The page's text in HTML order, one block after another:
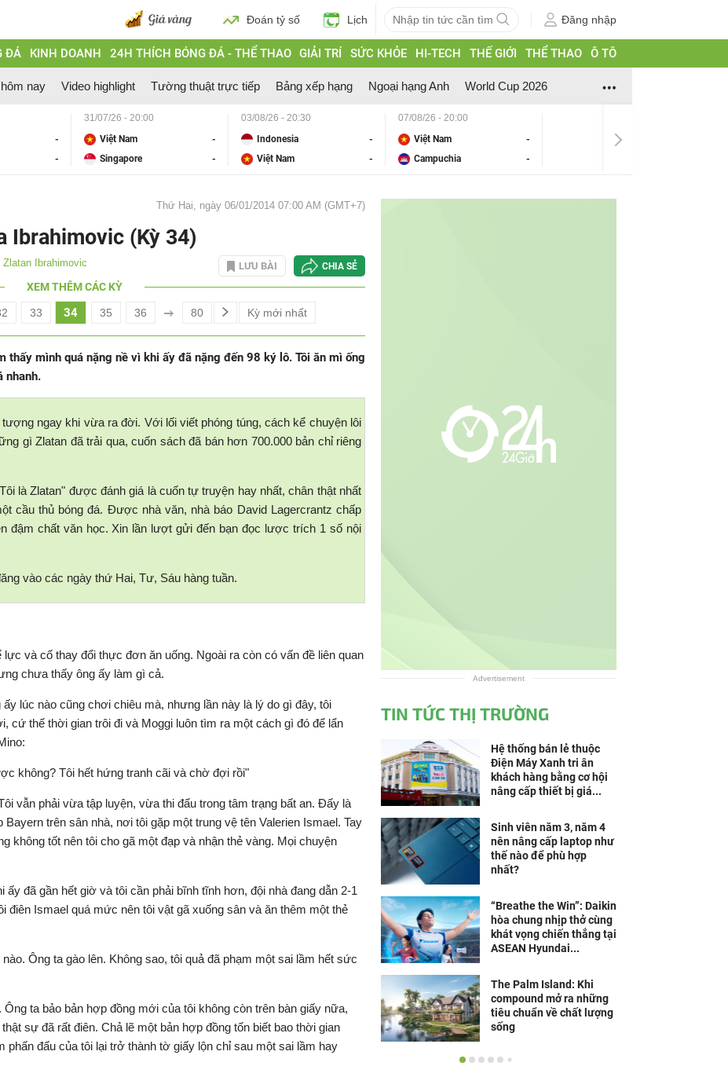
Đoán tỷ số Lịch Đăng nhập
ĐÁ KINH DOANH 24H THÍCH BÓNG ĐÁ - THỂ THAO GIẢI TRÍ SỨC KHỎE HI-TECH THẾ GIỚI THỂ THAO Ô TÔ
nay Video highlight Tường thuật trực tiếp Bảng xếp hạng Ngoại hạng Anh World Cup 2026
-
-
31/07/26 - 20:00
Việt Nam
-
Singapore
-
03/08/26 - 20:30
Indonesia
-
Việt Nam
-
07/08/26 - 20:00
Việt Nam
-
Campuchia
-
Thứ Hai, ngày 06/01/2014 07:00 AM (GMT+7)
Ibrahimovic (Kỳ 34)
Zlatan Ibrahimovic LƯU BÀI CHIA SẺ
XEM THÊM CÁC KỲ
33 34 35 36 80 Kỳ mới nhất
thấy mình quá nặng nề vì khi ấy đã nặng đến 98 ký lô. Tôi ăn mì ống
nhanh.
ngay khi vừa ra đời. Với lối viết phóng túng, cách kể chuyện lôi
gì Zlatan đã trải qua, cuốn sách đã bán hơn 700.000 bản chỉ riêng
là Zlatan" được đánh giá là cuốn tự truyện hay nhất, chân thật nhất
cầu thủ bóng đá. Được nhà văn, nhà báo David Lagercrantz chấp
đậm chất văn học. Xin lần lượt gửi đến bạn đọc lược trích 1 số nội
vào các ngày thứ Hai, Tư, Sáu hàng tuần.
và cố thay đổi thực đơn ăn uống. Ngoài ra còn có vấn đề liên quan
chưa thấy ông ấy làm gì cả.
lúc nào cũng chơi chiêu mà, nhưng lần này là lý do gì đây, tôi
cứ thế thời gian trôi đi và Moggi luôn tìm ra một cách gì đó để lẩn
không? Tôi hết hứng tranh cãi và chờ đợi rồi"
vẫn phải vừa tập luyện, vừa thi đấu trong tâm trạng bất an. Đấy là
trên sân nhà, nơi tôi gặp một trung vệ tên Valerien Ismael. Tay
không tốt nên tôi cho gã một đạp và nhận thẻ vàng. Mọi chuyện
ấy đã gần hết giờ và tôi cần phải bĩnh tĩnh hơn, đội nhà đang dẫn 2-1
điên Ismael quá mức nên tôi vật gã xuống sân và ăn thêm một thẻ
Ông ta gào lên. Không sao, tôi quả đã phạm một sai lầm hết sức
ta bảo bản hợp đồng mới của tôi không còn trên bàn giấy nữa,
sự đã rất điên. Chả lẽ một bản hợp đồng tốn biết bao thời gian
đấu của tôi lại trở thành tờ giấy lộn chỉ sau một sai lầm hay
Advertisement
TIN TỨC THỊ TRƯỜNG
Hệ thống bán lẻ thuộc
Điện Máy Xanh tri ân
khách hàng bằng cơ hội
nâng cấp thiết bị giá...
Sinh viên năm 3, năm 4
nên nâng cấp laptop như
thế nào để phù hợp
nhất?
“Breathe the Win”: Daikin
hòa chung nhịp thở cùng
khát vọng chiến thắng tại
ASEAN Hyundai...
The Palm Island: Khi
compound mở ra những
tiêu chuẩn về chất lượng
sống
Compound thế hệ mới